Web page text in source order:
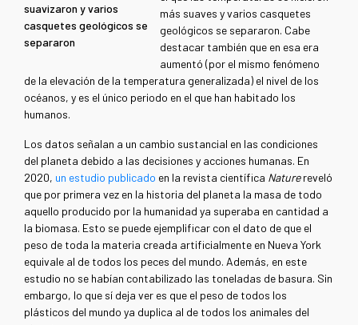
suavizaron y varios
casquetes geológicos se
separaron
más suaves y varios casquetes
geológicos se separaron. Cabe
destacar también que en esa era
aumentó (por el mismo fenómeno
de la elevación de la temperatura generalizada) el nivel de los
océanos, y es el único periodo en el que han habitado los
humanos.
Los datos señalan a un cambio sustancial en las condiciones
del planeta debido a las decisiones y acciones humanas. En
2020, un estudio publicado en la revista científica Naturereveló
que por primera vez en la historia del planeta la masa de todo
aquello producido por la humanidad ya superaba en cantidad a
la biomasa. Esto se puede ejemplificar con el dato de que el
peso de toda la materia creada artificialmente en Nueva York
equivale al de todos los peces del mundo. Además, en este
estudio no se habían contabilizado las toneladas de basura. Sin
embargo, lo que sí deja ver es que el peso de todos los
plásticos del mundo ya duplica al de todos los animales del